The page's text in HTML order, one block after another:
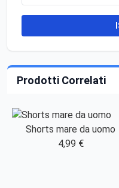
Prodotti Correlati
Shorts mare da uomo
4,99 €